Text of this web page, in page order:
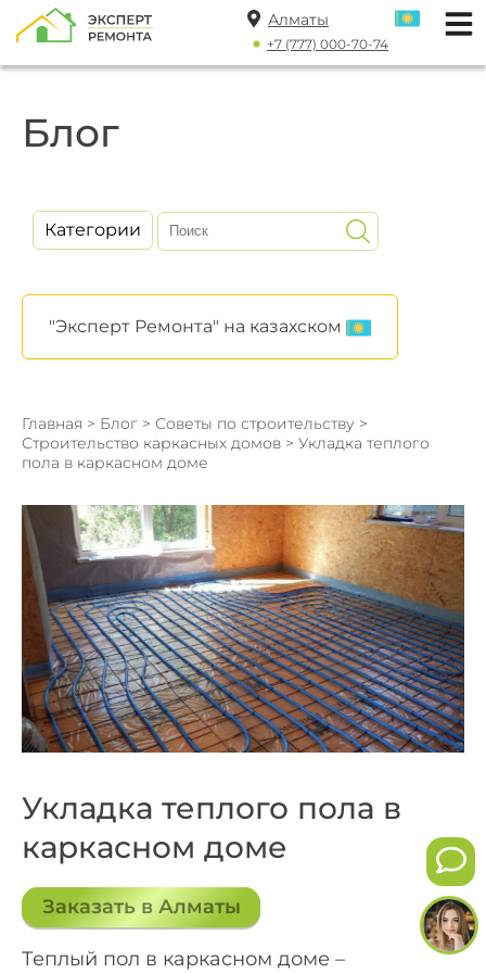
Алматы
+7 (777) 000-70-74
Блог
Категории
"Эксперт Ремонта" на казахском
Главная > Блог > Советы по строительству >
Строительство каркасных домов > Укладка теплого
пола в каркасном доме
Укладка теплого пола в
каркасном доме
Заказать в Алматы
Теплый пол в каркасном доме –